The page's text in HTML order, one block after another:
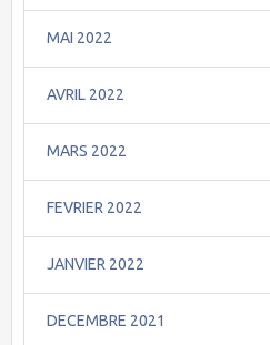
MAI 2022
AVRIL 2022
MARS 2022
FEVRIER 2022
JANVIER 2022
DECEMBRE 2021